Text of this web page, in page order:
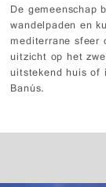
De gemeenschap
wandelpaden en
mediterrane sfeer
uitzicht op het
uitstekend huis of
Banús.